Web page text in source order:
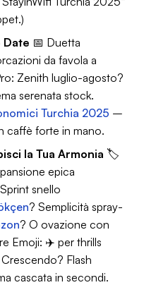
Date 📅 Duetta
da favola a
: Zenith luglio-agosto?
serenata stock.
Turchia 2025 –
caffè forte in mano.
la Tua Armonia 🏷️
epica
snello
? Semplicità spray-
? O ovazione con
Emoji: ✈️ per thrills
Flash
cascata in secondi.